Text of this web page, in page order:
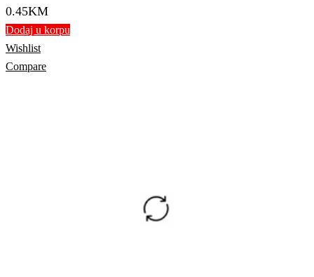
0.45KM
Dodaj u korpu
Wishlist
Compare